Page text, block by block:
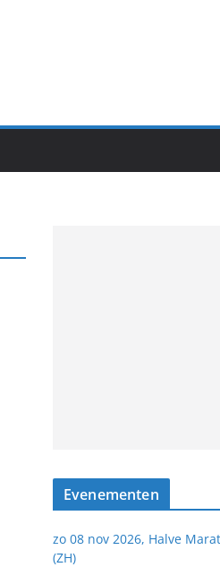
Evenementen
zo 08 nov 2026, Halve
(ZH)